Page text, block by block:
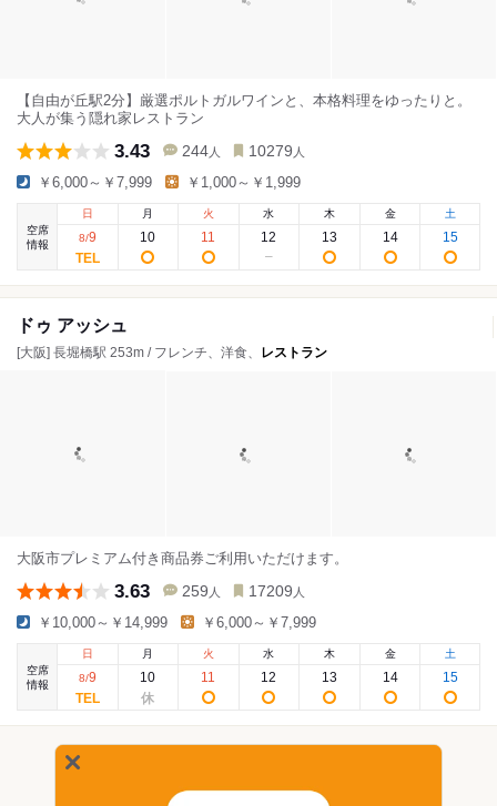
【自由が丘駅2分】厳選ポルトガルワインと、本格料理をゆったりと。
大人が集う隠れ家レストラン
3.43 244 人 10279 人
￥6,000～￥7,999 ￥1,000～￥1,999
空席
情報
日
8/9
月
10
火
11
水
12
木
13
金
14
土
15
ドゥ アッシュ
[大阪] 長堀橋駅 253m / フレンチ、洋食、 レストラン
大阪市プレミアム付き商品券ご利用いただけます。
3.63 259 人 17209 人
￥10,000～￥14,999 ￥6,000～￥7,999
空席
情報
日
8/9
月
10
火
11
水
12
木
13
金
14
土
15